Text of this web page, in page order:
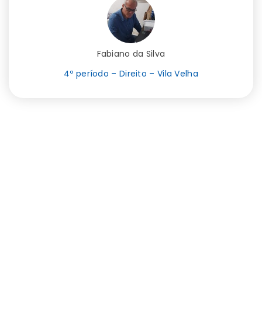
Fabiano da Silva
4º período – Direito – Vila Velha